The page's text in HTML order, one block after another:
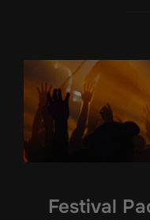
Festival